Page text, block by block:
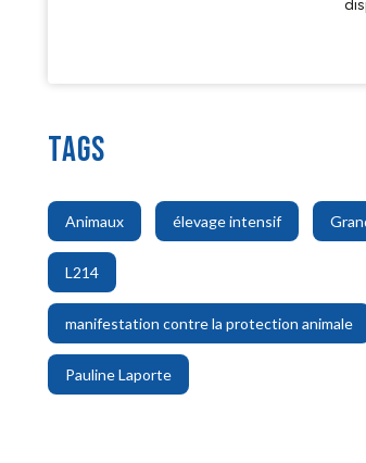
TAGS
Animaux
,
élevage intensif
,
L214
manifestation contre la protection animale
Pauline Laporte